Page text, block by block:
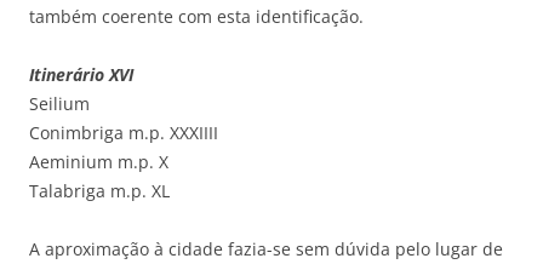
também coerente com esta identificação.
Itinerário XVI
Seilium
Conimbriga m.p. XXXIIII
Aeminium m.p. X
Talabriga m.p. XL
A aproximação à cidade fazia-se sem dúvida pelo lugar de